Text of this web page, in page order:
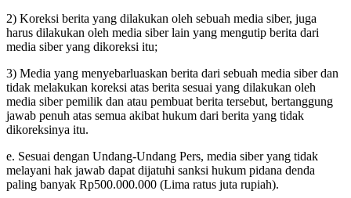
2) Koreksi berita yang dilakukan oleh sebuah media siber, juga
harus dilakukan oleh media siber lain yang mengutip berita dari
media siber yang dikoreksi itu;
3) Media yang menyebarluaskan berita dari sebuah media siber dan
tidak melakukan koreksi atas berita sesuai yang dilakukan oleh
media siber pemilik dan atau pembuat berita tersebut, bertanggung
jawab penuh atas semua akibat hukum dari berita yang tidak
dikoreksinya itu.
e. Sesuai dengan Undang-Undang Pers, media siber yang tidak
melayani hak jawab dapat dijatuhi sanksi hukum pidana denda
paling banyak Rp500.000.000 (Lima ratus juta rupiah).